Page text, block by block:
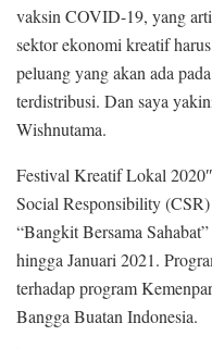
vaksin COVID-19, yang
sektor ekonomi kreatif
peluang yang akan ada
terdistribusi. Dan saya
Wishnutama.
Festival Kreatif Lokal
Social Responsibility
“Bangkit Bersama
hingga Januari 2021.
terhadap program
Bangga Buatan Indonesia.